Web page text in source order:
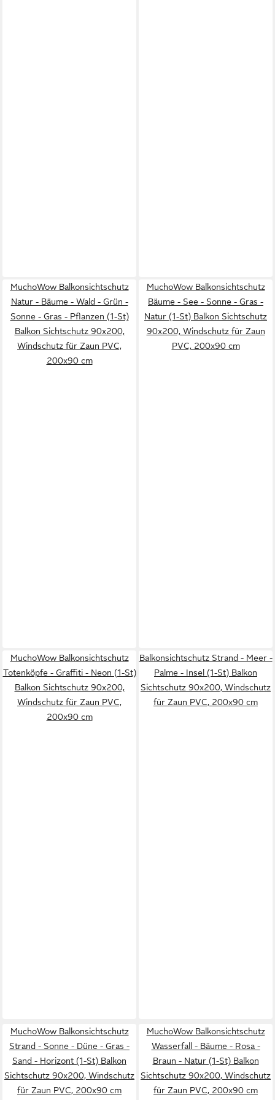
MuchoWow Balkonsichtschutz
Natur - Bäume - Wald - Grün -
Sonne - Gras - Pflanzen (1-St)
Balkon Sichtschutz 90x200,
Windschutz für Zaun PVC,
200x90 cm
MuchoWow Balkonsichtschutz
Bäume - See - Sonne - Gras -
Natur (1-St) Balkon Sichtschutz
90x200, Windschutz für Zaun
PVC, 200x90 cm
MuchoWow Balkonsichtschutz
Totenköpfe - Graffiti - Neon (1-St)
Balkon Sichtschutz 90x200,
Windschutz für Zaun PVC,
200x90 cm
Balkonsichtschutz Strand - Meer -
Palme - Insel (1-St) Balkon
Sichtschutz 90x200, Windschutz
für Zaun PVC, 200x90 cm
MuchoWow Balkonsichtschutz
Strand - Sonne - Düne - Gras -
Sand - Horizont (1-St) Balkon
Sichtschutz 90x200, Windschutz
für Zaun PVC, 200x90 cm
MuchoWow Balkonsichtschutz
Wasserfall - Bäume - Rosa -
Braun - Natur (1-St) Balkon
Sichtschutz 90x200, Windschutz
für Zaun PVC, 200x90 cm